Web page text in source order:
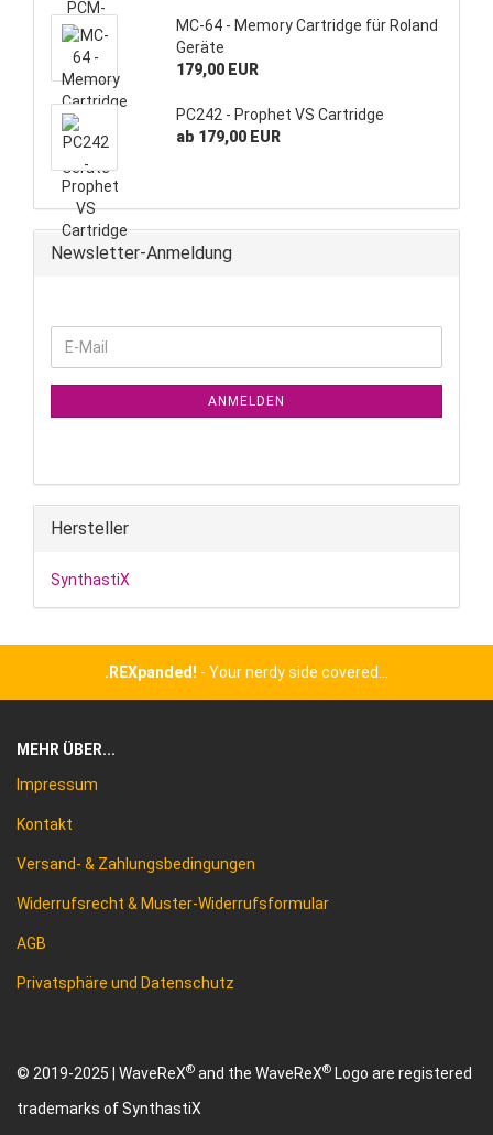
MC-64 - Memory Cartridge für Roland
Geräte
179,00 EUR
PC242 - Prophet VS Cartridge
ab 179,00 EUR
Newsletter-Anmeldung
ZUR
E-
Mail
ANMELDEN
Hersteller
SynthastiX
.REXpanded! - Your nerdy side covered...
MEHR ÜBER...
Impressum
Kontakt
Versand- & Zahlungsbedingungen
Widerrufsrecht & Muster-Widerrufsformular
AGB
Privatsphäre und Datenschutz
© 2019-2025 | WaveReX® and the WaveReX® Logo are registered
trademarks of SynthastiX